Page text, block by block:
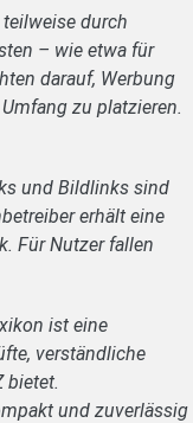
durch
– wie etwa für
darauf, Werbung
zu platzieren.
und Bildlinks sind
erhält eine
Für Nutzer fallen
ist eine
verständliche
bietet.
und zuverlässig